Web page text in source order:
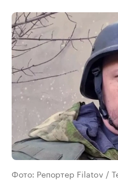
Фото: Репортер Filatov /